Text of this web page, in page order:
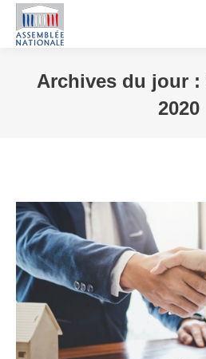
Archives du jour :
2020